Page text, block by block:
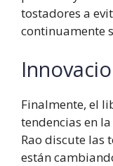
tostadores a
continuamente
Finalmente, el
tendencias en
Rao discute las
están